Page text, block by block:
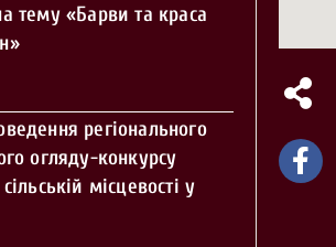
тему «Барви та краса
регіонального
огляду-конкурсу
місцевості у